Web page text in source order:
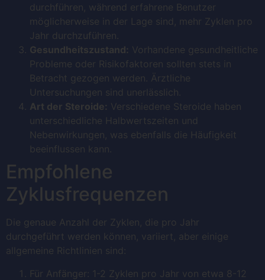
durchführen, während erfahrene Benutzer
möglicherweise in der Lage sind, mehr Zyklen pro
Jahr durchzuführen.
Gesundheitszustand: Vorhandene gesundheitliche
Probleme oder Risikofaktoren sollten stets in
Betracht gezogen werden. Ärztliche
Untersuchungen sind unerlässlich.
Art der Steroide: Verschiedene Steroide haben
unterschiedliche Halbwertszeiten und
Nebenwirkungen, was ebenfalls die Häufigkeit
beeinflussen kann.
Empfohlene
Zyklusfrequenzen
Die genaue Anzahl der Zyklen, die pro Jahr
durchgeführt werden können, variiert, aber einige
allgemeine Richtlinien sind:
Für Anfänger: 1-2 Zyklen pro Jahr von etwa 8-12